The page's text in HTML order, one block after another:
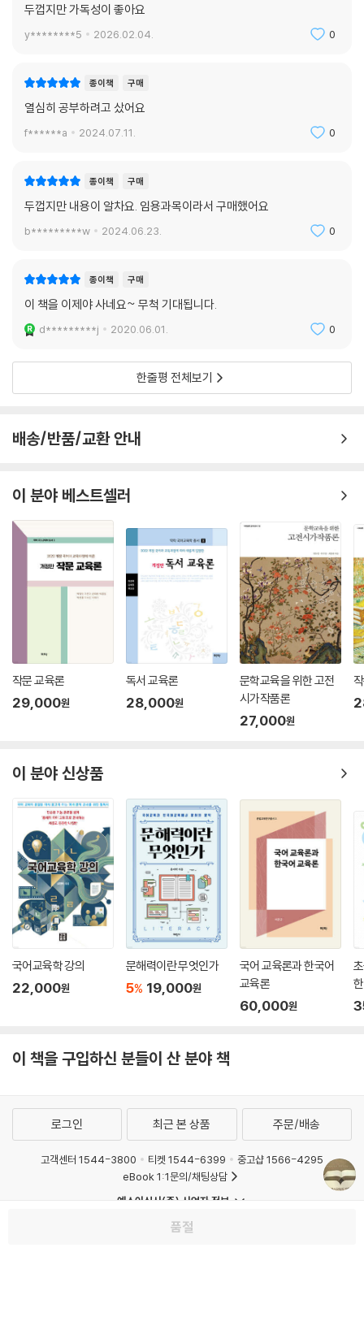
두껍지만 가독성이 좋아요
y********5 2026.02.04. 0
종이책 구매
열심히 공부하려고 샀어요
f******a 2024.07.11. 0
종이책 구매
두껍지만 내용이 알차요. 임용과목이라서 구매했어요
b*********w 2024.06.23. 0
종이책 구매
이 책을 이제야 사네요~ 무척 기대됩니다.
d*********j 2020.06.01. 0
한줄평 전체보기
배송/반품/교환 안내
이 분야 베스트셀러
작문 교육론
29,000원
독서 교육론
28,000원
문학교육을 위한 고전
시가작품론
27,000원
이 분야 신상품
국어교육학 강의
22,000원
문해력이란 무엇인가
5% 19,000원
국어 교육론과 한국어
교육론
60,000원
이 책을 구입하신 분들이 산 분야 책
품절
로그인 최근 본 상품 주문/배송
고객센터 1544-3800 티켓 1544-6399
중고샵 1566-4295
eBook 1:1문의/채팅상담
예스이십사(주) 사업자 정보
개인정보처리방침